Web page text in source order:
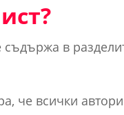
в
че всички